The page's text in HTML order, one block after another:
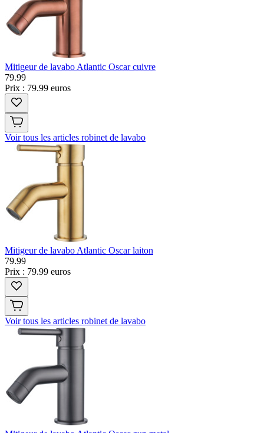
Mitigeur de lavabo Atlantic Oscar cuivre
79.99
Prix : 79.99 euros
Voir tous les articles robinet de lavabo
Mitigeur de lavabo Atlantic Oscar laiton
79.99
Prix : 79.99 euros
Voir tous les articles robinet de lavabo